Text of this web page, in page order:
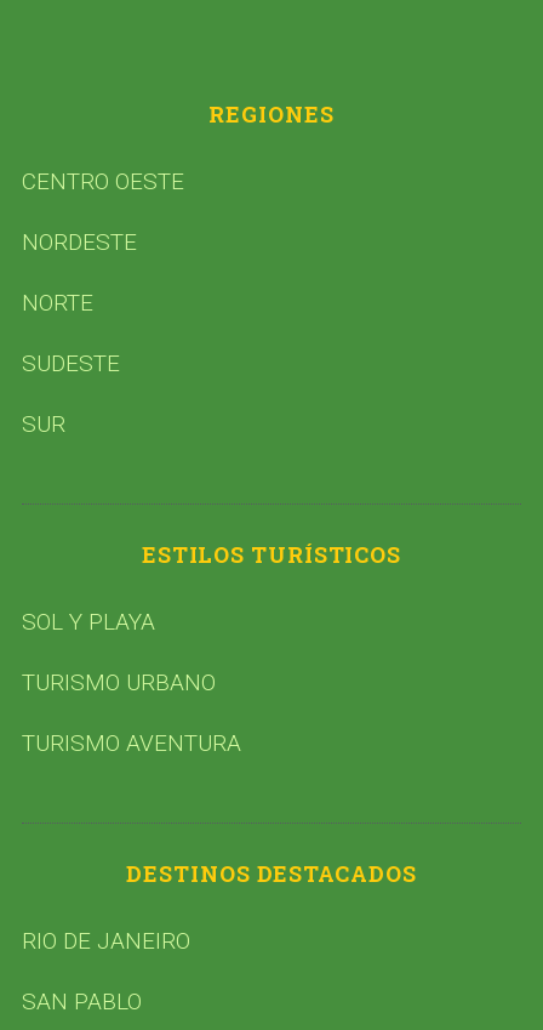
REGIONES
CENTRO OESTE
NORDESTE
NORTE
SUDESTE
SUR
ESTILOS TURÍSTICOS
SOL Y PLAYA
TURISMO URBANO
TURISMO AVENTURA
DESTINOS DESTACADOS
RIO DE JANEIRO
SAN PABLO